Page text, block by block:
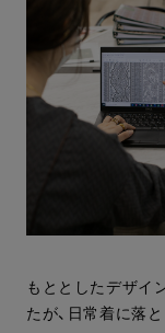
もととしたデザイ
たが、日常着に落